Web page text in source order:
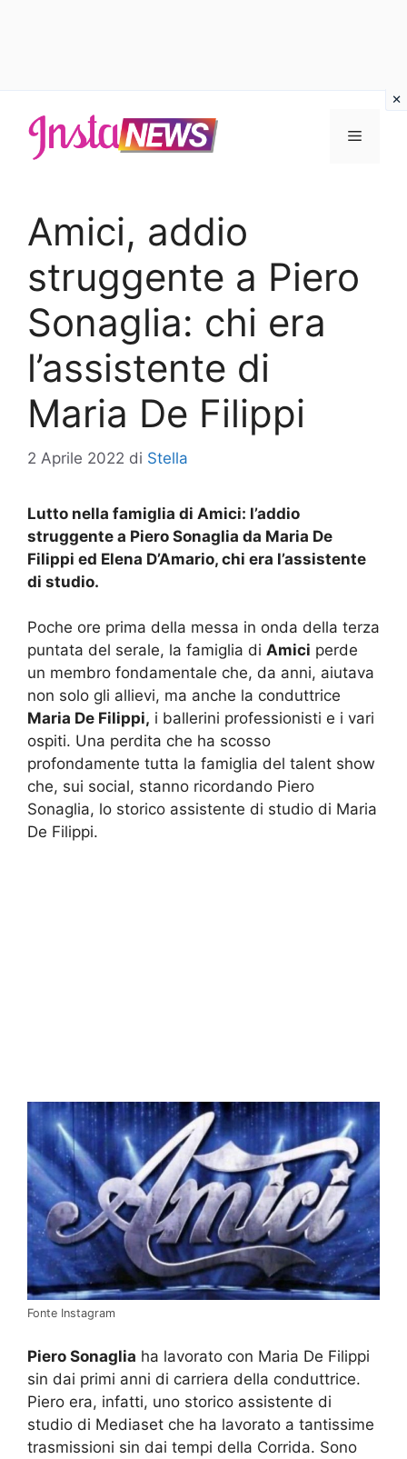
contenuto
Menu
Amici, addio
struggente a Piero
Sonaglia: chi era
l’assistente di
Maria De Filippi
2 Aprile 2022 di Stella
Lutto nella famiglia di Amici: l’addio
struggente a Piero Sonaglia da Maria De
Filippi ed Elena D’Amario, chi era l’assistente
di studio.
Poche ore prima della messa in onda della terza
puntata del serale, la famiglia di Amici perde
un membro fondamentale che, da anni, aiutava
non solo gli allievi, ma anche la conduttrice
Maria De Filippi, i ballerini professionisti e i vari
ospiti. Una perdita che ha scosso
profondamente tutta la famiglia del talent show
che, sui social, stanno ricordando Piero
Sonaglia, lo storico assistente di studio di Maria
De Filippi.
Fonte Instagram
Piero Sonaglia ha lavorato con Maria De Filippi
sin dai primi anni di carriera della conduttrice.
Piero era, infatti, uno storico assistente di
studio di Mediaset che ha lavorato a tantissime
trasmissioni sin dai tempi della Corrida. Sono